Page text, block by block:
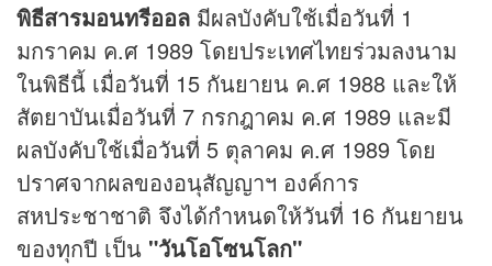
พิธีสารมอนทรีออล มีผลบังคับใช้เมื่อวันที่ 1
มกราคม ค.ศ 1989 โดยประเทศไทยร่วมลงนาม
ในพิธีนี้ เมื่อวันที่ 15 กันยายน ค.ศ 1988 และให้
สัตยาบันเมื่อวันที่ 7 กรกฎาคม ค.ศ 1989 และมี
ผลบังคับใช้เมื่อวันที่ 5 ตุลาคม ค.ศ 1989 โดย
ปราศจากผลของอนุสัญญาฯ องค์การ
สหประชาชาติ จึงได้กำหนดให้วันที่ 16 กันยายน
ของทุกปี เป็น "วันโอโซนโลก"